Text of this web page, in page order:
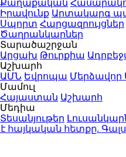
Քաղաքական
Իրավունք Արտակարգ
Սպորտ Հարցազրույցներ
Ծաղրանկարներ
Տարածաշրջան
Արցախ Թուրքիա
Աշխարհ
ԱՄՆ Եվրոպա Մերձավոր
Մամուլ
Հայաստան Աշխարհ
Մեդիա
Տեսանյութեր
հետքը.